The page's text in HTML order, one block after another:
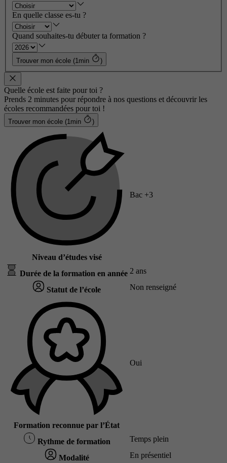
En quelle classe es-tu ?
Quand souhaites-tu débuter ta formation ?
Trouver mon école (1min )
Quelle école est faite pour toi ?
Prends 2 minutes pour répondre à nos questions et découvrir les
écoles recommandées pour toi !
Trouver mon école (1min )
Niveau d’études visé
Bac +3
Durée de la formation en année 2 ans
Statut de l’école Non renseigné
Formation reconnue par l’État
Oui
Rythme de formation Temps plein
Modalité En présentiel